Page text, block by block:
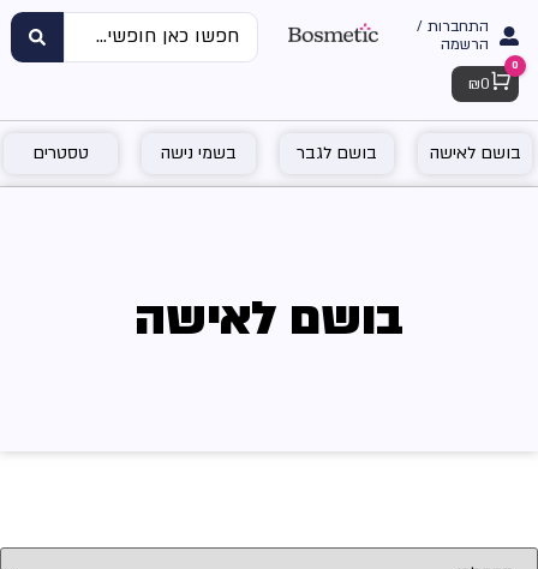
התחברות /
הרשמה
Cart
0
₪ 0
בושם לאישה בושם לגבר בשמי נישה טסטרים
בושם לאישה